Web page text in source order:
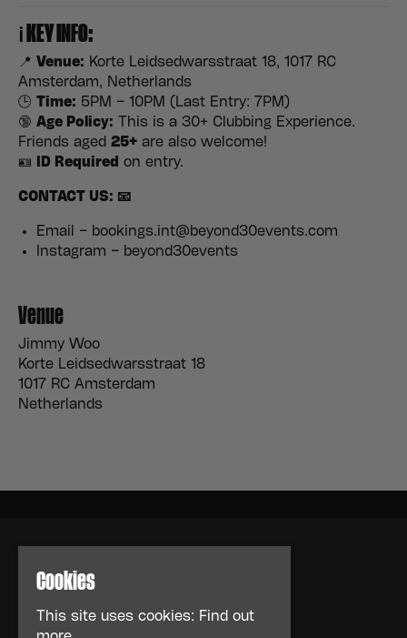
ℹ️ KEY INFO:
📍 Venue: Korte Leidsedwarsstraat 18, 1017 RC
Amsterdam, Netherlands
🕒 Time: 5PM – 10PM (Last Entry: 7PM)
🔞 Age Policy: This is a 30+ Clubbing Experience.
Friends aged 25+ are also welcome!
🪪
ID Required on entry.
CONTACT US: 📧
Email – bookings.int@beyond30events.com
Instagram – beyond30events
Venue
Jimmy Woo
Korte Leidsedwarsstraat 18
1017 RC Amsterdam
Netherlands
Cookies
This site uses cookies: Find out